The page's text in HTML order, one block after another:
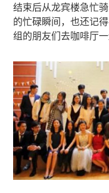
结束后从龙宾楼急忙
的忙碌瞬间，也还记
组的朋友们去咖啡厅